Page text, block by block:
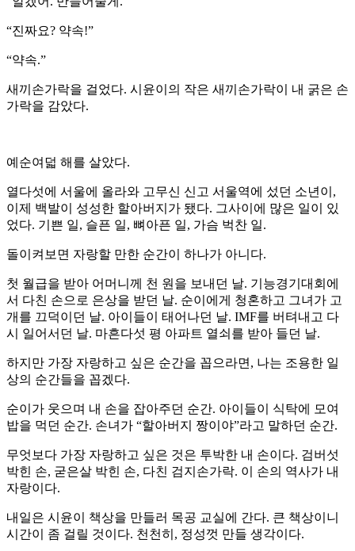
“진짜요? 약속!”
“약속.”
새끼손가락을 걸었다. 시윤이의 작은 새끼손가락이 내 굵은 손
가락을 감았다.
예순여덟 해를 살았다.
열다섯에 서울에 올라와 고무신 신고 서울역에 섰던 소년이,
이제 백발이 성성한 할아버지가 됐다. 그사이에 많은 일이 있
었다. 기쁜 일, 슬픈 일, 뼈아픈 일, 가슴 벅찬 일.
돌이켜보면 자랑할 만한 순간이 하나가 아니다.
첫 월급을 받아 어머니께 천 원을 보내던 날. 기능경기대회에
서 다친 손으로 은상을 받던 날. 순이에게 청혼하고 그녀가 고
개를 끄덕이던 날. 아이들이 태어나던 날. IMF를 버텨내고 다
시 일어서던 날. 마흔다섯 평 아파트 열쇠를 받아 들던 날.
하지만 가장 자랑하고 싶은 순간을 꼽으라면, 나는 조용한 일
상의 순간들을 꼽겠다.
순이가 웃으며 내 손을 잡아주던 순간. 아이들이 식탁에 모여
밥을 먹던 순간. 손녀가 “할아버지 짱이야”라고 말하던 순간.
무엇보다 가장 자랑하고 싶은 것은 투박한 내 손이다. 검버섯
박힌 손, 굳은살 박힌 손, 다친 검지손가락. 이 손의 역사가 내
자랑이다.
내일은 시윤이 책상을 만들러 목공 교실에 간다. 큰 책상이니
시간이 좀 걸릴 것이다. 천천히, 정성껏 만들 생각이다.